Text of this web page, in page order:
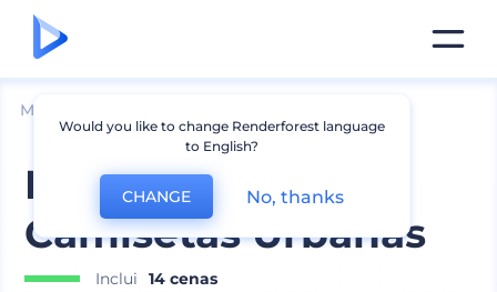
Mockups
Mockups de
Camisetas Urbanas
Inclui
14 cenas
Would you like to change Renderforest language
to English?
CHANGE No, thanks